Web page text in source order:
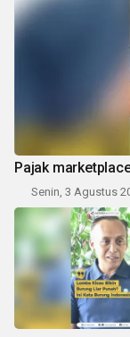
Pajak
Senin, 3 Agustus